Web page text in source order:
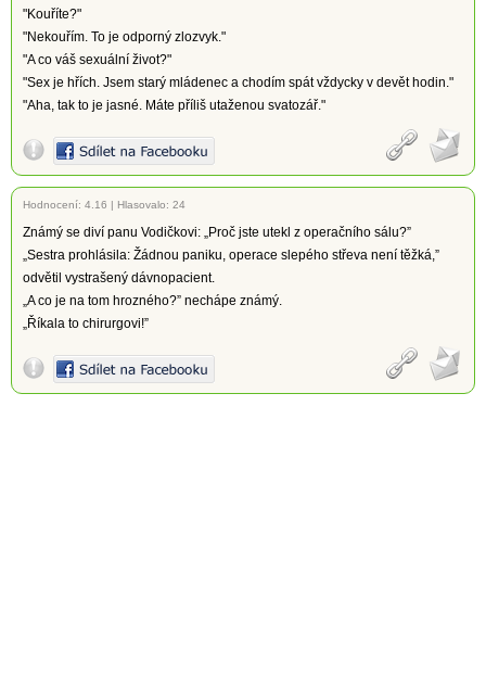
"Kouříte?"
"Nekouřím. To je odporný zlozvyk."
"A co váš sexuální život?"
"Sex je hřích. Jsem starý mládenec a chodím spát vždycky v devět hodin."
"Aha, tak to je jasné. Máte příliš utaženou svatozář."
Hodnocení: 4.16 | Hlasovalo: 24
Známý se diví panu Vodičkovi: „Proč jste utekl z operačního sálu?”
„Sestra prohlásila: Žádnou paniku, operace slepého střeva není těžká,”
odvětil vystrašený dávnopacient.
„A co je na tom hrozného?” nechápe známý.
„Říkala to chirurgovi!”